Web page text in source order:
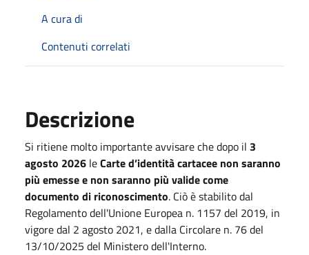
A cura di
Contenuti correlati
Descrizione
Si ritiene molto importante avvisare che dopo il 3
agosto 2026 leCarte d’identità cartacee non saranno
più emesse e non saranno più valide come
documento di riconoscimento. Ciò è stabilito dal
Regolamento dell'Unione Europea n. 1157 del 2019, in
vigore dal 2 agosto 2021, e dalla Circolare n. 76 del
13/10/2025 del Ministero dell'Interno.